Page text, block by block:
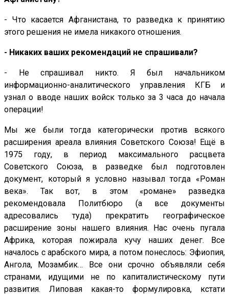
- Что касается Афганистана, то разведка к принятию
этого решения не имела никакого отношения.
- Никаких ваших рекомендаций не спрашивали?
- Не спрашивал никто. Я был начальником
информационно-аналитического управления КГБ и
узнал о вводе наших войск только за 3 часа до начала
операции!
Мы же были тогда категорически против всякого
расширения ареала влияния Советского Союза! Ещё в
1975 году, в период максимального расцвета
Советского Союза, в разведке был подготовлен
документ, который я условно называл тогда «Роман
века». Так вот, в этом «романе» разведка
рекомендовала Политбюро (а все документы
адресовались туда) прекратить географическое
расширение зоны нашего влияния. Нас очень пугала
Африка, которая пожирала кучу наших денег. Все
началось с арабского мира, а потом понеслось: Эфиопия,
Ангола, Мозамбик… Все они срочно объявляли себя
странами, идущими не по капиталистическому пути
развития. Липовая какая-то формулировка, кстати